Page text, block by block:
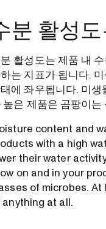
분 활성
활성도는 제품 내
는 지표가 됩니다.
에 좌우됩니다. 미
높은 제품은 곰팡이는
content and
with a high
their water
on and in your
of microbes.
anything at all.